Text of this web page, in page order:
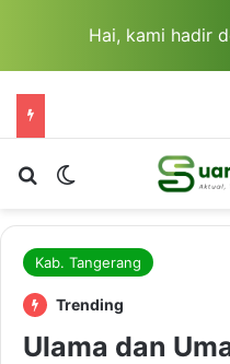
Hai, kami hadir
Cari berita...Switch skin
Kab. Tangerang
Trending
Ulama dan